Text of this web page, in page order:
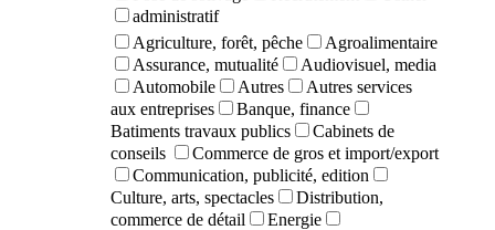
administratif
Agriculture, forêt, pêche
Agroalimentaire
Assurance, mutualité
Audiovisuel, media
Automobile
Autres
Autres services
aux entreprises
Banque, finance
Batiments travaux publics
Cabinets de
conseils
Commerce de gros et import/export
Communication, publicité, edition
Culture, arts, spectacles
Distribution,
commerce de détail
Energie